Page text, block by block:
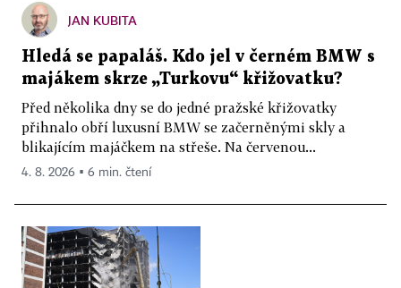
JAN KUBITA
Hledá se papaláš. Kdo jel v černém BMW s
majákem skrze „Turkovu“ křižovatku?
Před několika dny se do jedné pražské křižovatky
přihnalo obří luxusní BMW se začerněnými skly a
blikajícím majáčkem na střeše. Na červenou...
4. 8. 2026 ▪ 6 min. čtení